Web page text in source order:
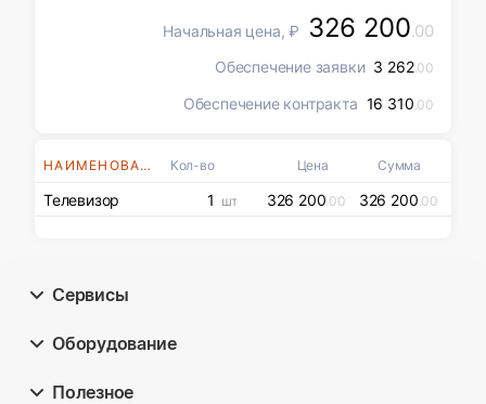
Начальная цена, ₽ 326 200.00
Обеспечение заявки 3 262.00
Обеспечение контракта 16 310.00
НАИМЕНОВАНИЯ Кол-во Цена Сумма
Телевизор 1 шт 326 200.00 326 200.00
Сервисы
Оборудование
Полезное